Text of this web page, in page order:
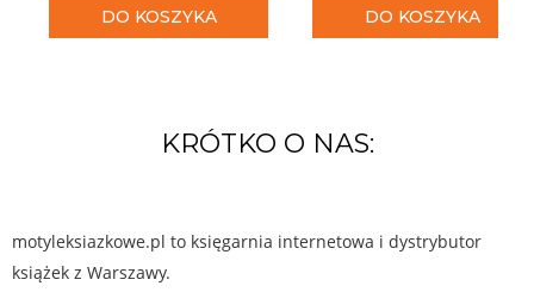
DO KOSZYKA DO KOSZYKA
KRÓTKO O NAS:
motyleksiazkowe.pl to księgarnia internetowa i dystrybutor
książek z Warszawy.